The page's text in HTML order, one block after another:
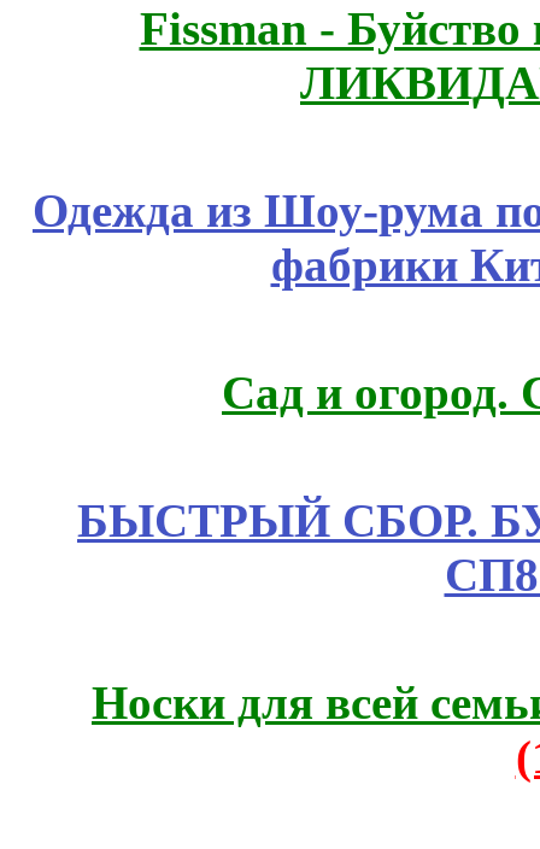
Fissmаn -
Одежда из Шоу-рума
фабрики
Сад и огород.
БЫСТРЫЙ СБОР.
Носки для всей